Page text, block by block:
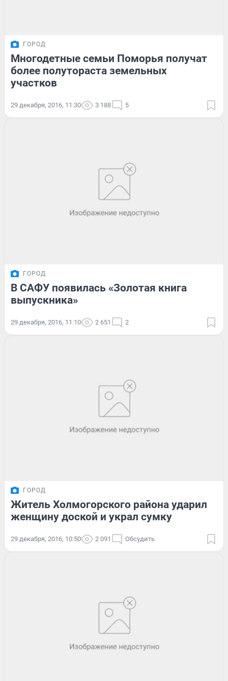
ГОРОД
Многодетные семьи Поморья получат
более полутораста земельных
участков
29 декабря, 2016, 11:30 3 188 5
ГОРОД
В САФУ появилась «Золотая книга
выпускника»
29 декабря, 2016, 11:10 2 651 2
ГОРОД
Житель Холмогорского района ударил
женщину доской и украл сумку
29 декабря, 2016, 10:50 2 091 Обсудить